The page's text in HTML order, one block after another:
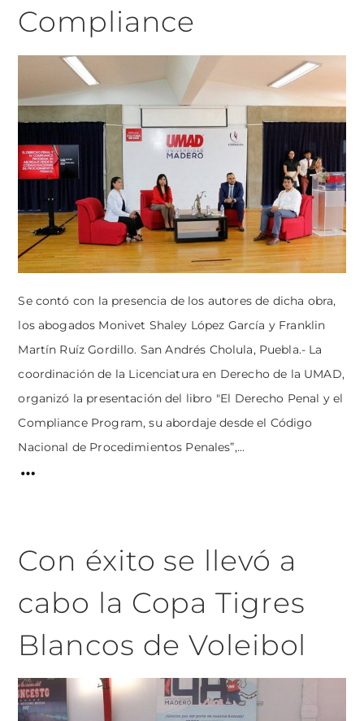
Compliance
Se contó con la presencia de los autores de dicha obra,
los abogados Monivet Shaley López García y Franklin
Martín Ruíz Gordillo. San Andrés Cholula, Puebla.- La
coordinación de la Licenciatura en Derecho de la UMAD,
organizó la presentación del libro "El Derecho Penal y el
Compliance Program, su abordaje desde el Código
Nacional de Procedimientos Penales”,...
Con éxito se llevó a
cabo la Copa Tigres
Blancos de Voleibol